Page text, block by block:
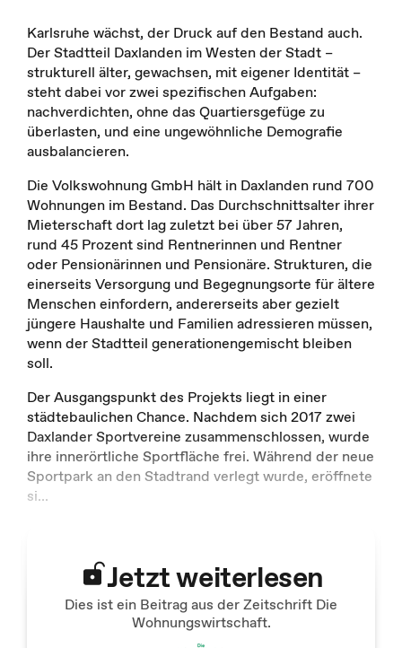
Karlsruhe wächst, der Druck auf den Bestand auch.
Der Stadtteil Daxlanden im Westen der Stadt –
strukturell älter, gewachsen, mit eigener Identität –
steht dabei vor zwei spezifischen Aufgaben:
nachverdichten, ohne das Quartiersgefüge zu
überlasten, und eine ungewöhnliche Demografie
ausbalancieren.
Die Volkswohnung GmbH hält in Daxlanden rund 700
Wohnungen im Bestand. Das Durchschnittsalter ihrer
Mieterschaft dort lag zuletzt bei über 57 Jahren,
rund 45 Prozent sind Rentnerinnen und Rentner
oder Pensionärinnen und Pensionäre. Strukturen, die
einerseits Versorgung und Begegnungsorte für ältere
Menschen einfordern, andererseits aber gezielt
jüngere Haushalte und Familien adressieren müssen,
wenn der Stadtteil generationengemischt bleiben
soll.
Der Ausgangspunkt des Projekts liegt in einer
städtebaulichen Chance. Nachdem sich 2017 zwei
Daxlander Sportvereine zusammenschlossen, wurde
ihre innerörtliche Sportfläche frei. Während der neue
Sportpark an den Stadtrand verlegt wurde, eröffnete
si...
Jetzt weiterlesen
Dies ist ein Beitrag aus der Zeitschrift Die
Wohnungswirtschaft.